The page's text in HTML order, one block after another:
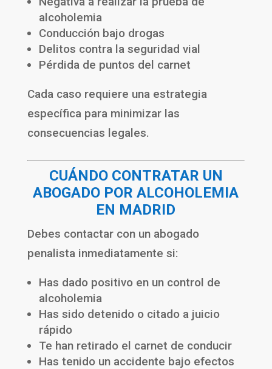
alcoholemia
Conducción bajo drogas
Delitos contra la seguridad vial
Pérdida de puntos del carnet
Cada caso requiere una estrategia
específica para minimizar las
consecuencias legales.
CUÁNDO CONTRATAR UN
ABOGADO POR ALCOHOLEMIA
EN MADRID
Debes contactar con un abogado
penalista inmediatamente si:
Has dado positivo en un control de
alcoholemia
Has sido detenido o citado a juicio
rápido
Te han retirado el carnet de conducir
Has tenido un accidente bajo efectos